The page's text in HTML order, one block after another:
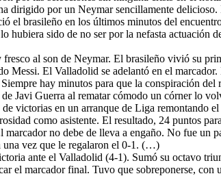
dirigido por un Neymar sencillamente
brasileño en los últimos minutos del
hubiera sido de no ser por la nefasta actuación
al son de Neymar. El brasileño vivió su
El Valladolid se adelantó en el
hay minutos para que la conspiración del
Javi Guerra al rematar cómodo un córner lo
victorias en un arranque de Liga remontando
como asistente. El resultado, 24 puntos
no debe de lleva a engaño. No fue un
una vez que le regalaron el 0-1. (…)
ante el Valladolid (4-1). Sumó su octavo
el marcador final. Tuvo que sobreponerse,